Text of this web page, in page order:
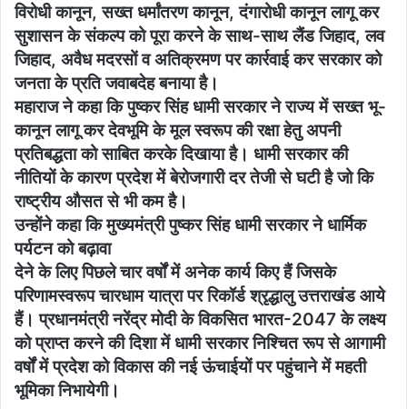
विरोधी कानून, सख्त धर्मांतरण कानून, दंगारोधी कानून लागू कर
सुशासन के संकल्प को पूरा करने के साथ-साथ लैंड जिहाद, लव
जिहाद, अवैध मदरसों व अतिक्रमण पर कार्रवाई कर सरकार को
जनता के प्रति जवाबदेह बनाया है।
महाराज ने कहा कि पुष्कर सिंह धामी सरकार ने राज्य में सख्त भू-
कानून लागू कर देवभूमि के मूल स्वरूप की रक्षा हेतु अपनी
प्रतिबद्धता को साबित करके दिखाया है। धामी सरकार की
नीतियों के कारण प्रदेश में बेरोजगारी दर तेजी से घटी है जो कि
राष्ट्रीय औसत से भी कम है।
उन्होंने कहा कि मुख्यमंत्री पुष्कर सिंह धामी सरकार ने धार्मिक
पर्यटन को बढ़ावा
देने के लिए पिछले चार वर्षों में अनेक कार्य किए हैं जिसके
परिणामस्वरूप चारधाम यात्रा पर रिकॉर्ड श्रृद्धालु उत्तराखंड आये
हैं। प्रधानमंत्री नरेंद्र मोदी के विकसित भारत-2047 के लक्ष्य
को प्राप्त करने की दिशा में धामी सरकार निश्चित रूप से आगामी
वर्षों में प्रदेश को विकास की नई ऊंचाईयों पर पहुंचाने में महती
भूमिका निभायेगी।